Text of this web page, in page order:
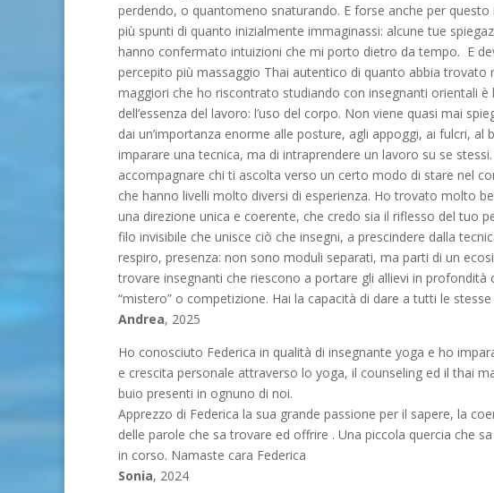
perdendo, o quantomeno snaturando. E forse anche per
più spunti di quanto inizialmente immaginassi: alcune tue
hanno confermato intuizioni che mi porto dietro da tempo. E
percepito più massaggio Thai autentico di quanto abbia trovato
maggiori che ho riscontrato studiando con insegnanti orientali
dell’essenza del lavoro: l’uso del corpo. Non viene quasi mai
dai un’importanza enorme alle posture, agli appoggi, ai fulcri,
imparare una tecnica, ma di intraprendere un lavoro su se
accompagnare chi ti ascolta verso un certo modo di stare nel
che hanno livelli molto diversi di esperienza. Ho trovato molto
una direzione unica e coerente, che credo sia il riflesso del tuo
filo invisibile che unisce ciò che insegni, a prescindere dalla
respiro, presenza: non sono moduli separati, ma parti di un
trovare insegnanti che riescono a portare gli allievi in profondità
“mistero” o competizione. Hai la capacità di dare a tutti le
Andrea, 2025
Ho conosciuto Federica in qualità di insegnante yoga e ho
e crescita personale attraverso lo yoga, il counseling ed il thai
buio presenti in ognuno di noi.
Apprezzo di Federica la sua grande passione per il sapere, la
delle parole che sa trovare ed offrire . Una piccola quercia che
in corso. Namaste cara Federica
Sonia, 2024